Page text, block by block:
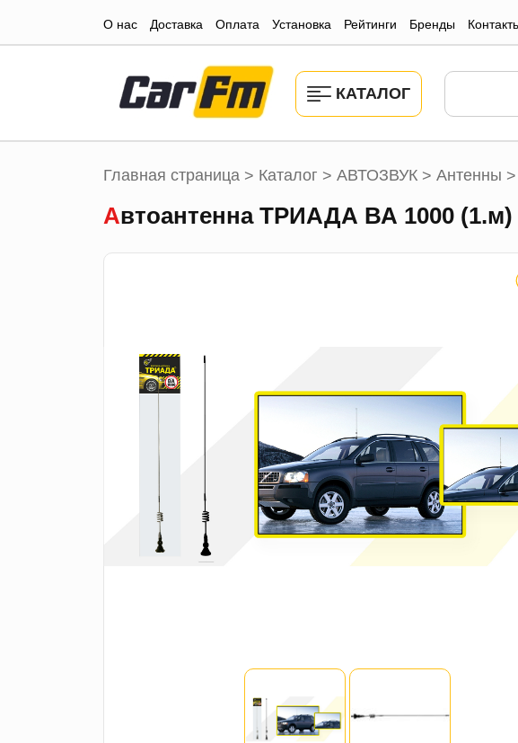
О нас Доставка Оплата Установка Рейтинги Бренды
КАТАЛОГ
Главная страница > Каталог > АВТОЗВУК > Антенны >
Автоантенна ТРИАДА ВА 1000 (1.м)